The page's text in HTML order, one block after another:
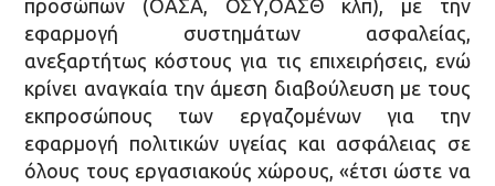
προσώπων (ΟΑΣΑ, ΟΣΥ,ΟΑΣΘ κλπ), με την
εφαρμογή συστημάτων ασφαλείας,
ανεξαρτήτως κόστους για τις επιχειρήσεις, ενώ
κρίνει αναγκαία την άμεση διαβούλευση με τους
εκπροσώπους των εργαζομένων για την
εφαρμογή πολιτικών υγείας και ασφάλειας σε
όλους τους εργασιακούς χώρους, «έτσι ώστε να